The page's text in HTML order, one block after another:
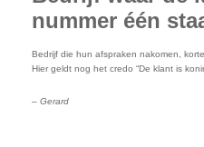
nummer één
Bedrijf die hun afspraken nakomen,
Hier geldt nog het credo “De klant is
– Gerard